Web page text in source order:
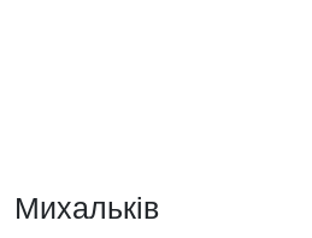
Михальків